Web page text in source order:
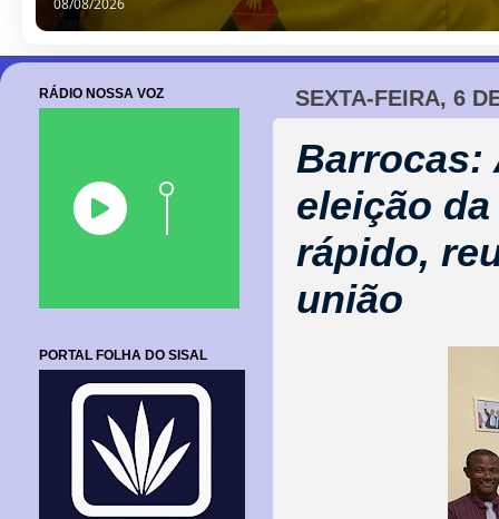
SEXTA-FEIRA, 6
Barrocas:
eleição
rápido,
união
RÁDIO NOSSA VOZ
PORTAL FOLHA DO SISAL